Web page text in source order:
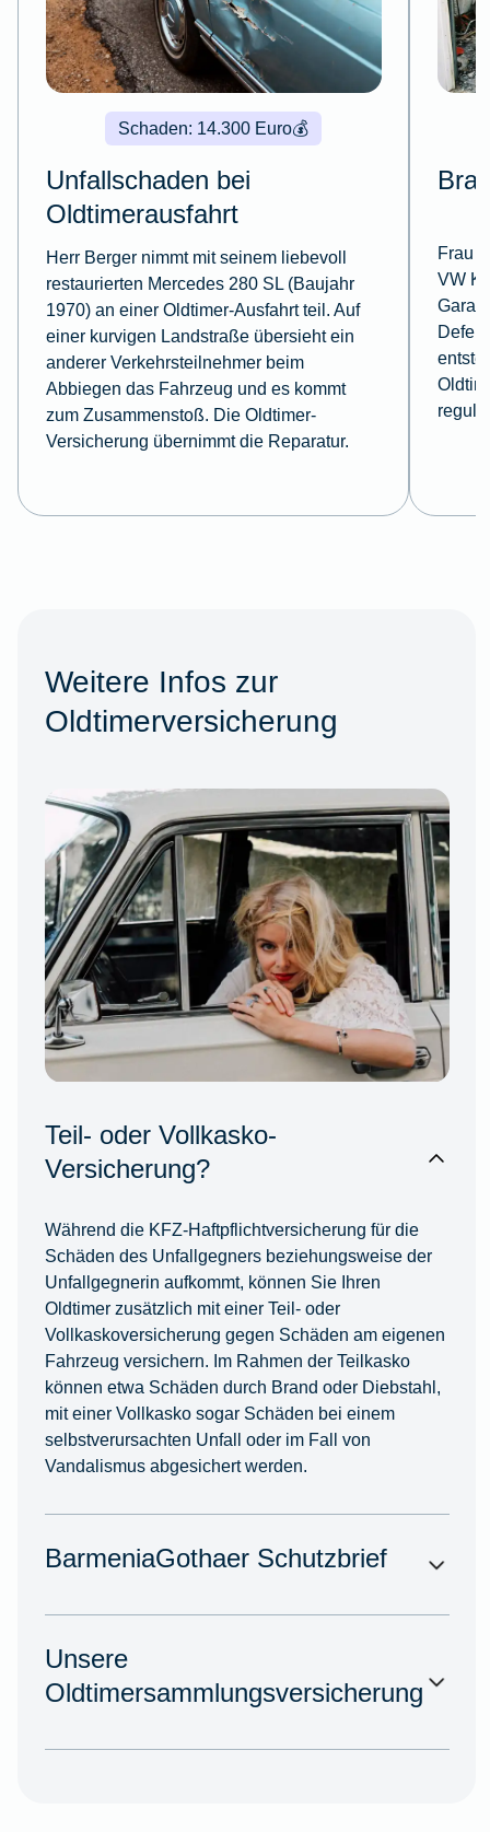
💰
Schaden: 14.300 Euro
Unfallschaden bei
Oldtimerausfahrt
Herr Berger nimmt mit seinem liebevoll
restaurierten Mercedes 280 SL (Baujahr
1970) an einer Oldtimer-Ausfahrt teil. Auf
einer kurvigen Landstraße übersieht ein
anderer Verkehrsteilnehmer beim
Abbiegen das Fahrzeug und es kommt
zum Zusammenstoß. Die Oldtimer-
Versicherung übernimmt die Reparatur.
Frau
VW
Weitere Infos zur
Oldtimerversicherung
Teil- oder Vollkasko-
Versicherung?
Während die KFZ-Haftpflichtversicherung für die
Schäden des Unfallgegners beziehungsweise der
Unfallgegnerin aufkommt, können Sie Ihren
Oldtimer zusätzlich mit einer Teil- oder
Vollkaskoversicherung gegen Schäden am eigenen
Fahrzeug versichern. Im Rahmen der Teilkasko
können etwa Schäden durch Brand oder Diebstahl,
mit einer Vollkasko sogar Schäden bei einem
selbstverursachten Unfall oder im Fall von
Vandalismus abgesichert werden.
BarmeniaGothaer Schutzbrief
Unsere
Oldtimersammlungsversicherung